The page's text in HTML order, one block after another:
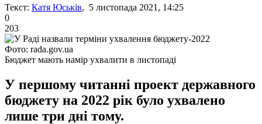
Текст: Катя Юськів, 5 листопада 2021, 14:25
0
203
Фото: rada.gov.ua
Бюджет мають намір ухвалити в листопаді
У першому читанні проект державного
бюджету на 2022 рік було ухвалено
лише три дні тому.